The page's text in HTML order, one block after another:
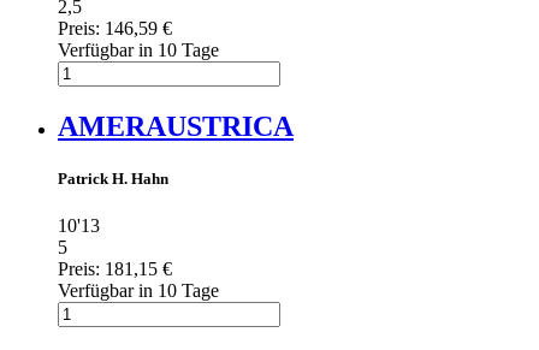
2,5
Preis: 146,59 €
Verfügbar in 10 Tage
AMERAUSTRICA
Patrick H. Hahn
10'13
5
Preis: 181,15 €
Verfügbar in 10 Tage